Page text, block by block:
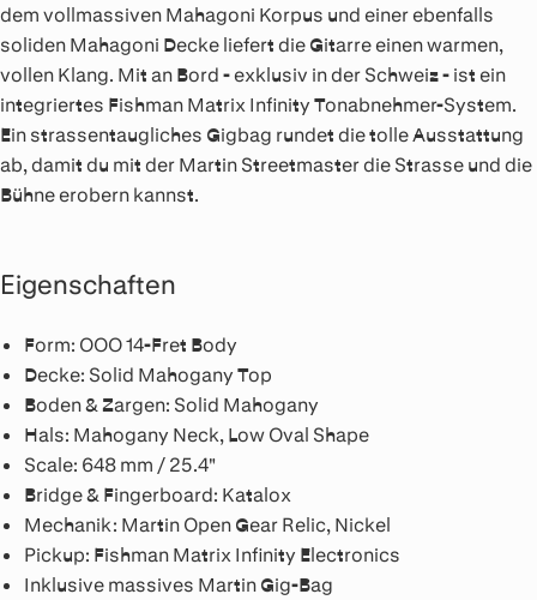
dem vollmassiven Mahagoni Korpus und einer ebenfalls
soliden Mahagoni Decke liefert die Gitarre einen warmen,
vollen Klang. Mit an Bord - exklusiv in der Schweiz - ist ein
integriertes Fishman Matrix Infinity Tonabnehmer-System.
Ein strassentaugliches Gigbag rundet die tolle Ausstattung
ab, damit du mit der Martin Streetmaster die Strasse und die
Bühne erobern kannst.
Eigenschaften
Form: OOO 14-Fret Body
Decke: Solid Mahogany Top
Boden & Zargen: Solid Mahogany
Hals: Mahogany Neck, Low Oval Shape
Scale: 648 mm / 25.4"
Bridge & Fingerboard: Katalox
Mechanik: Martin Open Gear Relic, Nickel
Pickup: Fishman Matrix Infinity Electronics
Inklusive massives Martin Gig-Bag